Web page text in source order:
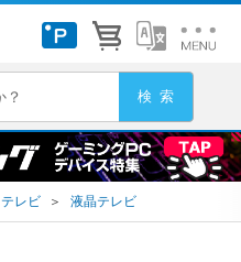
テレビ ＞ 液晶テレビ